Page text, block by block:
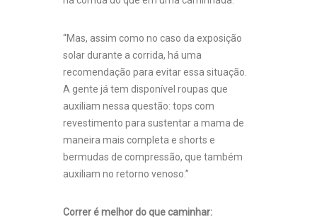
“Mas, assim como no caso da exposição
solar durante a corrida, há uma
recomendação para evitar essa situação.
A gente já tem disponível roupas que
auxiliam nessa questão: tops com
revestimento para sustentar a mama de
maneira mais completa e shorts e
bermudas de compressão, que também
auxiliam no retorno venoso.”
Correr é melhor do que caminhar: